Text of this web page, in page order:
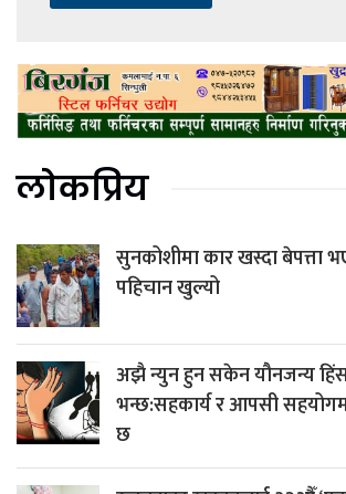
लोकप्रिय
सुनकोशीमा कार खस्दा बेपत्ता
पहिचान खुल्यो
अझै न्युन हुन सकेन यौनजन्य
भन्छ:सहकार्य र आपसी
छ